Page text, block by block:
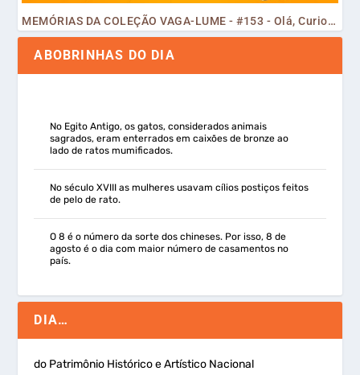
MEMÓRIAS DA COLEÇÃO VAGA-LUME - #153 - Olá, Curiosos! 2023
ABOBRINHAS DO DIA
No Egito Antigo, os gatos, considerados animais
sagrados, eram enterrados em caixões de bronze ao
lado de ratos mumificados.
No século XVIII as mulheres usavam cílios postiços feitos
de pelo de rato.
O 8 é o número da sorte dos chineses. Por isso, 8 de
agosto é o dia com maior número de casamentos no
país.
DIA…
do Patrimônio Histórico e Artístico Nacional